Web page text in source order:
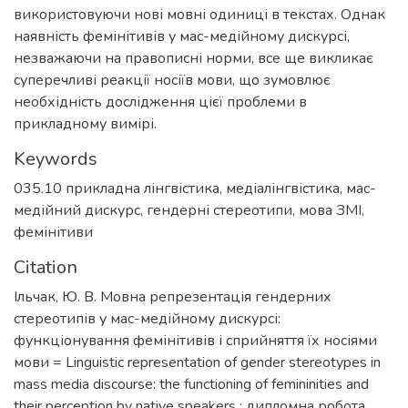
використовуючи нові мовні одиниці в текстах. Однак
наявність фемінітивів у мас-медійному дискурсі,
незважаючи на правописні норми, все ще викликає
суперечливі реакції носіїв мови, що зумовлює
необхідність дослідження цієї проблеми в
прикладному вимірі.
Keywords
035.10 прикладна лінгвістика, медіалінгвістика, мас-
медійний дискурс, гендерні стереотипи, мова ЗМІ,
фемінітиви
Citation
Ільчак, Ю. В. Мовна репрезентація гендерних
стереотипів у мас-медійному дискурсі:
функціонування фемінітивів і сприйняття їх носіями
мови = Linguistic representation of gender stereotypes in
mass media discourse: the functioning of femininities and